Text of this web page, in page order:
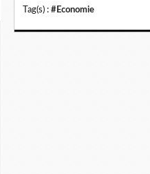
Tag(s) : #Economie